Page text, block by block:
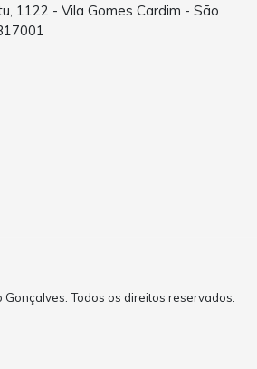
1122 - Vila Gomes Cardim - São
Todos os direitos reservados.